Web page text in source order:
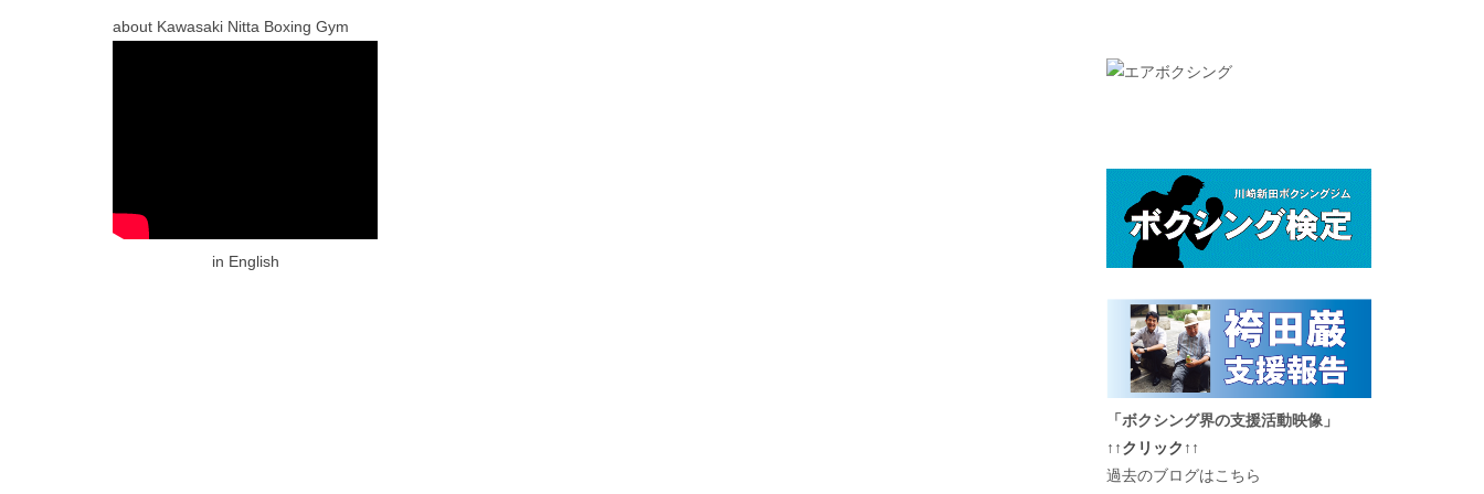
about Kawasaki Nitta Boxing Gym
in English
「ボクシング界の支援活動映像」
↑↑クリック↑↑
過去のブログはこちら